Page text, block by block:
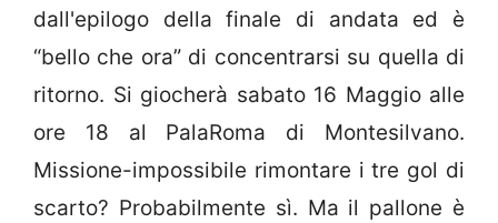
dall'epilogo della finale di andata ed è
“bello che ora” di concentrarsi su quella di
ritorno. Si giocherà sabato 16 Maggio alle
ore 18 al PalaRoma di Montesilvano.
Missione-impossibile rimontare i tre gol di
scarto? Probabilmente sì. Ma il pallone è